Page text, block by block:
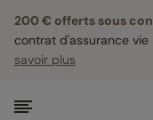
200 € offerts sous
contrat d'assurance vie
savoir plus